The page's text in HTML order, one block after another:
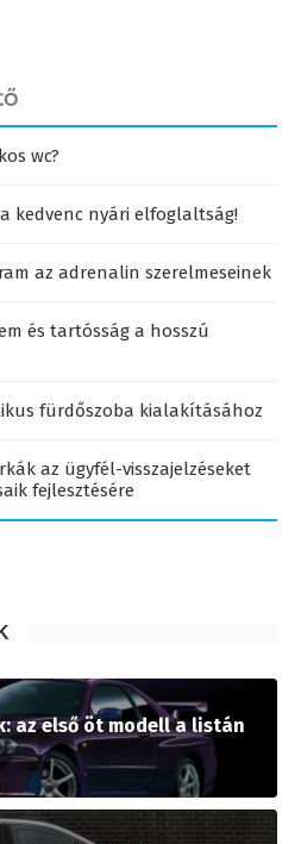
wc?
kedvenc nyári elfoglaltság!
az adrenalin szerelmeseinek
és tartósság a hosszú
fürdőszoba kialakításához
az ügyfél-visszajelzéseket
fejlesztésére
az első öt modell a listán